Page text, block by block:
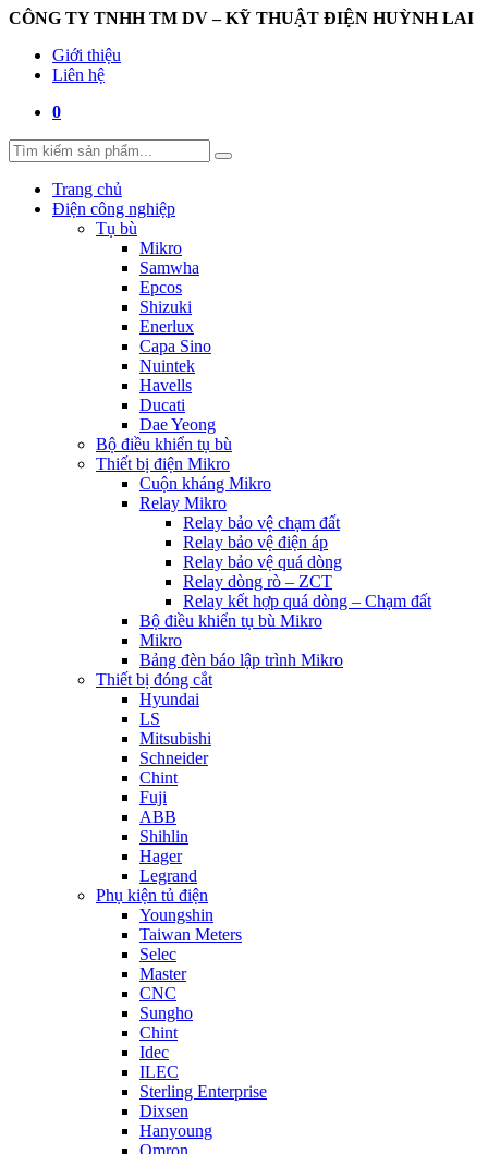
CÔNG TY TNHH TM DV – KỸ THUẬT ĐIỆN HUỲNH LAI
Giới thiệu
Liên hệ
0
Trang chủ
Điện công nghiệp
Tụ bù
Mikro
Samwha
Epcos
Shizuki
Enerlux
Capa Sino
Nuintek
Havells
Ducati
Dae Yeong
Bộ điều khiển tụ bù
Thiết bị điện Mikro
Cuộn kháng Mikro
Relay Mikro
Relay bảo vệ chạm đất
Relay bảo vệ điện áp
Relay bảo vệ quá dòng
Relay dòng rò – ZCT
Relay kết hợp quá dòng – Chạm đất
Bộ điều khiển tụ bù Mikro
Mikro
Bảng đèn báo lập trình Mikro
Thiết bị đóng cắt
Hyundai
LS
Mitsubishi
Schneider
Chint
Fuji
ABB
Shihlin
Hager
Legrand
Phụ kiện tủ điện
Youngshin
Taiwan Meters
Selec
Master
CNC
Sungho
Chint
Idec
ILEC
Sterling Enterprise
Dixsen
Hanyoung
Omron